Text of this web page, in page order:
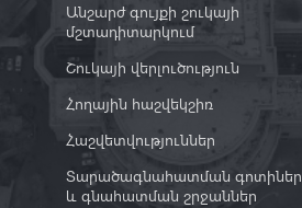
Անշարժ գույքի շուկայի
մշտադիտարկում
Շուկայի վերլուծություն
Հողային հաշվեկշիռ
Հաշվետվություններ
Տարածագնահատման գոտիներ
և գնահատման շրջաններ